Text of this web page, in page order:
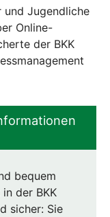
und Jugendliche
Online-
der BKK
bequem
der BKK
sicher: Sie